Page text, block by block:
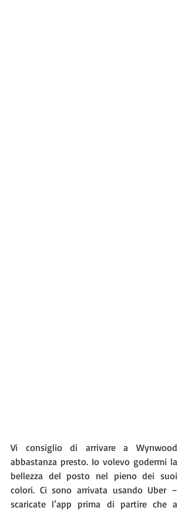
Vi consiglio di arrivare a Wynwood
abbastanza presto. Io volevo godermi la
bellezza del posto nel pieno dei suoi
colori. Ci sono arrivata usando Uber –
scaricate l’app prima di partire che a